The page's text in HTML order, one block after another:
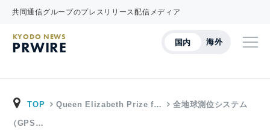
共同通信グループのプレスリリース配信メディア
国内 海外
KYODO NEWS
PRWIRE
TOP Queen Elizabeth Prize f… 全地球測位システム
（GPS…